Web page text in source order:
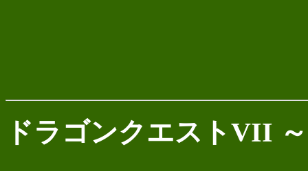
ドラゴンクエストVII